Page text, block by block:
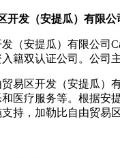
开发（安提瓜）有限公
（安提瓜）有限公司
籍双认证公司。公司
易区开发（安提瓜）
医疗服务等。根据安
持，加勒比自由贸易